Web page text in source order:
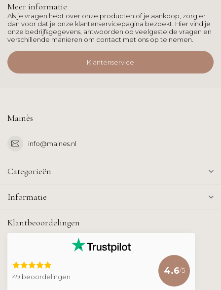
Meer informatie
Als je vragen hebt over onze producten of je aankoop, zorg er
dan voor dat je onze klantenservicepagina bezoekt. Hier vind je
onze bedrijfsgegevens, antwoorden op veelgestelde vragen en
verschillende manieren om contact met ons op te nemen.
Klantenservice
Mainès
info@maines.nl
Categorieën
Informatie
Klantbeoordelingen
49 beoordelingen
4.6/5